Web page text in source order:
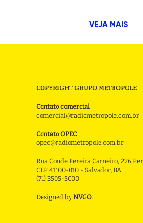
VEJA MAIS
COPYRIGHT GRUPO METROPOLE
Contato comercial
comercial@radiometropole.com.br
Contato OPEC
opec@radiometropole.com.br
Rua Conde Pereira Carneiro, 226
CEP 41100-010 - Salvador, BA
(71) 3505-5000
Designed by NVGO.